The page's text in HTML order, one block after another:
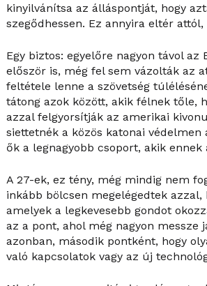
kinyilvánítsa az álláspontját, hogy
szegődhessen. Ez annyira eltér
Egy biztos: egyelőre nagyon távol
először is, még fel sem vázolták az
feltétele lenne a szövetség
tátong azok között, akik félnek tőle,
azzal felgyorsítják az amerikai
siettetnék a közös katonai
ők a legnagyobb csoport, akik ennek
A 27-ek, ez tény, még mindig nem
inkább bölcsen megelégedtek
amelyek a legkevesebb gondot
az a pont, ahol még nagyon
azonban, második pontként, hogy
való kapcsolatok vagy az új